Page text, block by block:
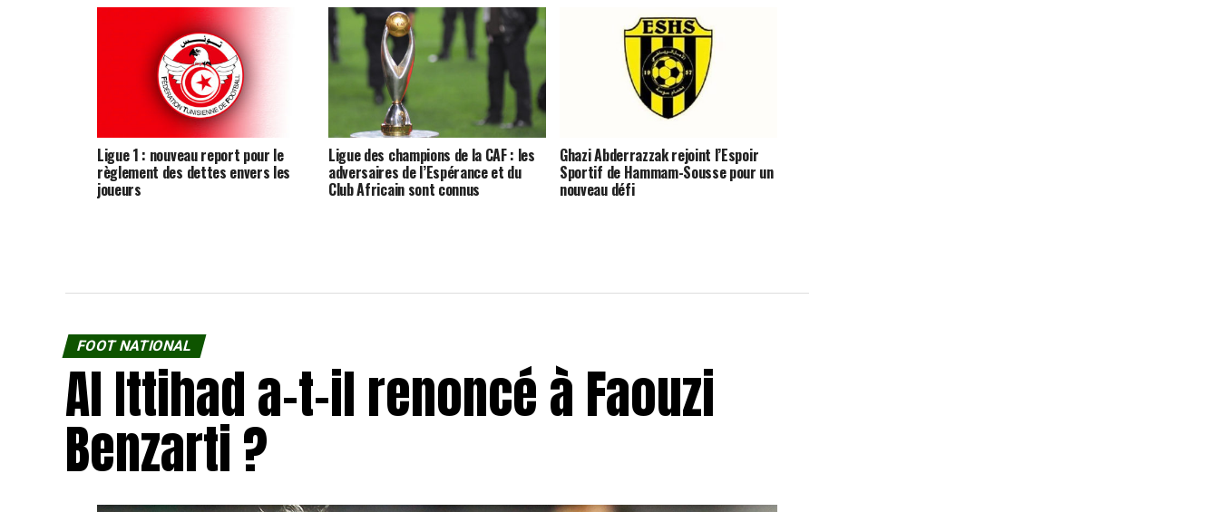
Ligue 1 : nouveau report pour le
règlement des dettes envers les
joueurs
Ligue des champions de la CAF : les
adversaires de l’Espérance et du
Club Africain sont connus
Ghazi Abderrazzak rejoint l’Espoir
Sportif de Hammam-Sousse pour un
nouveau défi
FOOT NATIONAL
Al Ittihad a-t-il renoncé à Faouzi
Benzarti ?